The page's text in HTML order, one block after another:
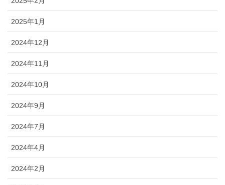
2025年1月
2024年12月
2024年11月
2024年10月
2024年9月
2024年7月
2024年4月
2024年2月